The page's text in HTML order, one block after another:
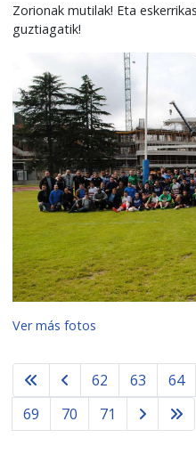
Zorionak mutilak! Eta
guztiagatik!
Ver más fotos
62 63 64
69
70 71